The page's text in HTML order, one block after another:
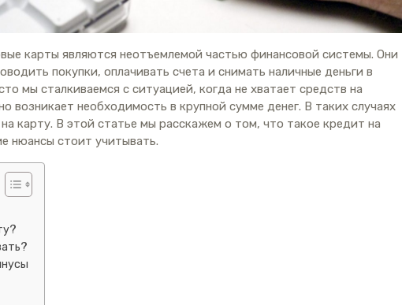
карты являются неотъемлемой частью финансовой системы. Они
покупки, оплачивать счета и снимать наличные деньги в
мы сталкиваемся с ситуацией, когда не хватает средств на
возникает необходимость в крупной сумме денег. В таких случаях
карту. В этой статье мы расскажем о том, что такое кредит на
нюансы стоит учитывать.